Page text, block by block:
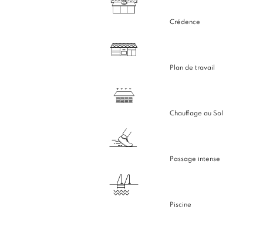
Crédence
Plan de travail
Chauffage au Sol
Passage intense
Piscine